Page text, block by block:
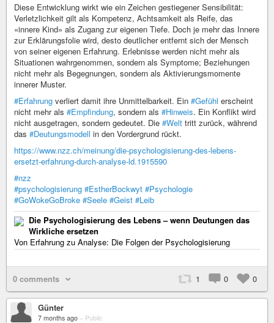
Diese Entwicklung wirkt wie ein Zeichen gestiegener Sensibilität:
Verletzlichkeit gilt als Kompetenz, Achtsamkeit als Reife, das
«innere Kind» als Zugang zur eigenen Tiefe. Doch je mehr das Innere
zur Erklärungsfolie wird, desto deutlicher entfernt sich der Mensch
von seiner eigenen Erfahrung. Erlebnisse werden nicht mehr als
Situationen wahrgenommen, sondern als Symptome; Beziehungen
nicht mehr als Begegnungen, sondern als Aktivierungsmomente
innerer Muster.
#Erfahrung verliert damit ihre Unmittelbarkeit. Ein #Gefühl erscheint
nicht mehr als #Empfindung, sondern als #Hinweis. Ein Konflikt wird
nicht ausgetragen, sondern gedeutet. Die #Welt tritt zurück, während
das #Deutungsmodell in den Vordergrund rückt.
https://www.nzz.ch/meinung/die-psychologisierung-des-lebens-
ersetzt-erfahrung-durch-analyse-ld.1915590
#nzz
#psychologisierung #EstherBockwyt #Psychologie
#GoWokeGoBroke #Seele #Geist #Leib
Die Psychologisierung des Lebens – wenn Deutungen das
Wirkliche ersetzen
Von Erfahrung zu Analyse: Die Folgen der Psychologisierung
0 comments 1 0 0
Günter
7 months ago – Public